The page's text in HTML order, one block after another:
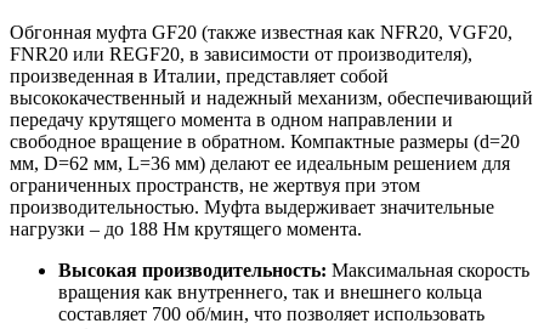
Обгонная муфта GF20 (также известная как NFR20, VGF20,
FNR20 или REGF20, в зависимости от производителя),
произведенная в Италии, представляет собой
высококачественный и надежный механизм, обеспечивающий
передачу крутящего момента в одном направлении и
свободное вращение в обратном. Компактные размеры (d=20
мм, D=62 мм, L=36 мм) делают ее идеальным решением для
ограниченных пространств, не жертвуя при этом
производительностью. Муфта выдерживает значительные
нагрузки – до 188 Нм крутящего момента.
Высокая производительность: Максимальная скорость
вращения как внутреннего, так и внешнего кольца
составляет 700 об/мин, что позволяет использовать